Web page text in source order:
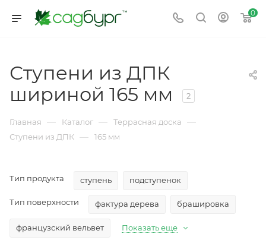
0
Ступени из ДПК
шириной 165 мм
2
Главная — Каталог — Террасная доска —
Ступени из ДПК — 165 мм
Тип продукта ступень подступенок
Тип поверхности фактура дерева брашировка
французский вельвет Показать еще